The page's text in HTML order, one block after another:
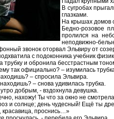
В сугробах
глазками.
На крышах домов
Бедно-розовое
пролился на
неподвижно-
звонок оторвал Эльвиру от
с подоконника учебник
трубку и обронила бесстрастным
так официально? – изумилась
– спросила Эльвира.
– снова удивилась трубка.
добрым, - вздохнула девушка.
нахожу! Ты что за окно не
и солнце; день чудесный! Ещё ты
красавица, проснись…»